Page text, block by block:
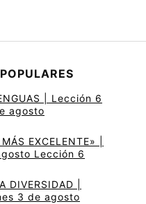
| Lección 6
agosto
EXCELENTE» |
Lección 6
DIVERSIDAD |
3 de agosto